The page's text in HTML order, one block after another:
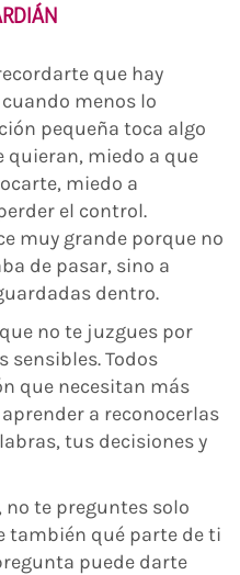
que hay
menos lo
pequeña toca algo
quieran, miedo a que
miedo a
el control.
muy grande porque no
de pasar, sino a
dentro.
no te juzgues por
sensibles. Todos
que necesitan más
a reconocerlas
tus decisiones y
no te preguntes solo
también qué parte de ti
puede darte